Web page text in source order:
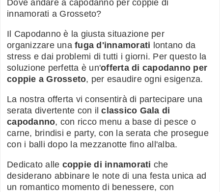
Dove andare a capodanno per coppie di
innamorati a Grosseto?
Il Capodanno è la giusta situazione per
organizzare una fuga d'innamorati lontano da
stress e dai problemi di tutti i giorni. Per questo la
soluzione perfetta è un'offerta di capodanno per
coppie a Grosseto, per esaudire ogni esigenza.
La nostra offerta vi consentirà di partecipare una
serata divertente con ilclassico Gala di
capodanno, con ricco menu a base di pesce o
carne, brindisi e party, con la serata che prosegue
con i balli dopo la mezzanotte fino all'alba.
Dedicato alle coppie di innamorati che
desiderano abbinare le note di una festa unica ad
un romantico momento di benessere, con